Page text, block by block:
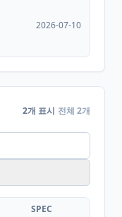
2026-07-10
2개 표시 전체 2개
SPEC